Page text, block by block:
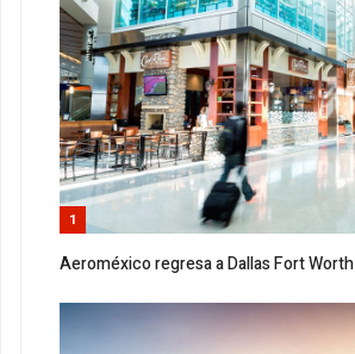
1
Aeroméxico regresa a Dallas Fort Worth